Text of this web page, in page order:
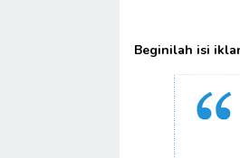
Beginilah isi